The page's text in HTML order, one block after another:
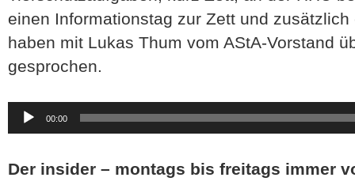
einen Informationstag zur Zett und
haben mit Lukas Thum vom AStA-Vorstand
gesprochen.
Audio-
Player
00:00
Der insider – montags bis freitags immer